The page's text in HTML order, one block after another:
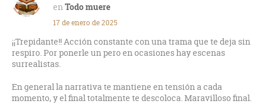
Todo muere
17 de enero de 2025
¡¡Trepidante!! Acción constante con una trama que te deja sin
respiro. Por ponerle un pero en ocasiones hay escenas
surrealistas.
En general la narrativa te mantiene en tensión a cada
momento, y el final totalmente te descoloca. Maravilloso final.